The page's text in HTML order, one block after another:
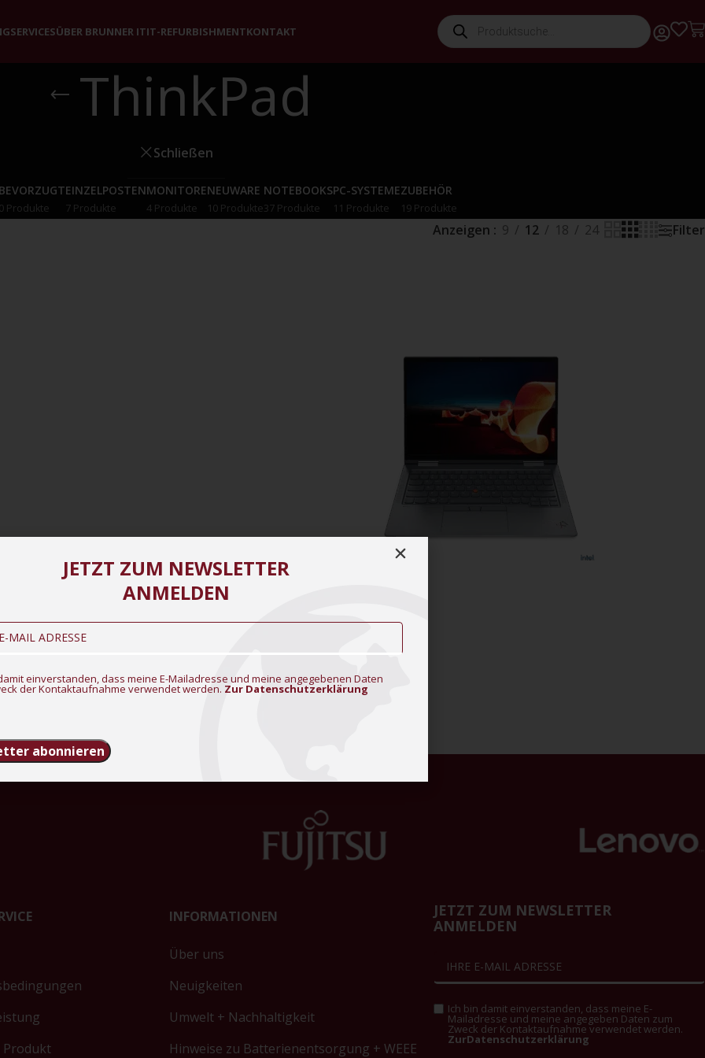
SERVICESÜBER BRUNNER ITIT-REFURBISHMENTKONTAKT
ThinkPad
Schließen
BEVORZUGT
0 Produkte
EINZELPOSTEN
7 Produkte
MONITORE
4 Produkte
NEUWARE
10 Produkte
NOTEBOOKS
37 Produkte
PC-SYSTEME
11 Produkte
ZUBEHÖR
19 Produkte
Anzeigen 9 12 18 24 Filter
Produkt
INFORMATIONEN
Über uns
Neuigkeiten
Umwelt + Nachhaltigkeit
Hinweise zu Batterienentsorgung + WEEE
JETZT ZUM NEWSLETTER
ANMELDEN
Ich bin damit einverstanden, dass meine E-
Mailadresse und meine angegeben Daten zum
Zweck der Kontaktaufnahme verwendet werden.
ZurDatenschutzerklärung
JETZT ZUM NEWSLETTER
ANMELDEN
einverstanden, dass meine E-Mailadresse und meine angegebenen Daten
der Kontaktaufnahme verwendet werden. Zur Datenschutzerklärung
abonnieren